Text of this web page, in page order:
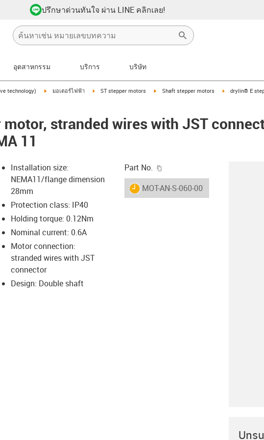
ปรึกษาด่วนทันใจ ผ่าน LINE คลิกเลย!
อุตสาหกรรม บริการ บริษัท
technology) igus-icon-arrow-right
มอเตอร์ไฟฟ้า igus-icon-arrow-right
ST stepper motors igus-icon-arrow-right
Shaft stepper motors igus-icon-
drylin® E
stranded wires with JST
11
lupe
lupe
lupe
lupe
icon-arrow-right
Installation size:
NEMA11/flange dimension
28mm
Protection class: IP40
Holding torque: 0.12Nm
Nominal current: 0.6A
Motor connection:
stranded wires with JST
connector
Design: Double shaft
Part No.
igus-icon-lieferzeit
MOT-AN-S-060-001-028-L-A-AAAB